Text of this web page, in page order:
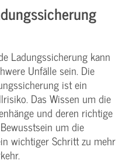
Ladungssicherung kann
Unfälle sein. Die
ist ein
Das Wissen um die
und deren richtige
um die
wichtiger Schritt zu mehr